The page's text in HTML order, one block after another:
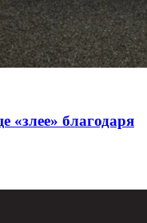
«злее» благодаря